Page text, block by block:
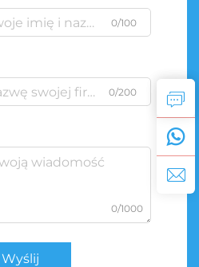
0/100
0/200
0/1000
Wyślij